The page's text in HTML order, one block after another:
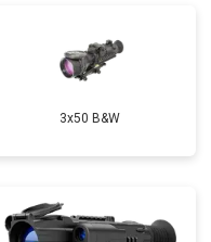
3x50 B&W